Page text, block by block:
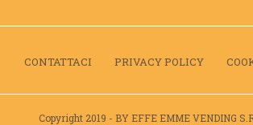
CONTATTACI PRIVACY POLICY
Copyright 2019 - BY EFFE EMME VENDING